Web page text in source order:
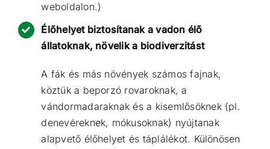
weboldalon.)
Élőhelyet biztosítanak a vadon élő
állatoknak, növelik a biodiverzitást
A fák és más növények számos fajnak,
köztük a beporzó rovaroknak, a
vándormadaraknak és a kisemlősöknek (pl.
denevéreknek, mókusoknak) nyújtanak
alapvető élőhelyet és táplálékot. Különösen